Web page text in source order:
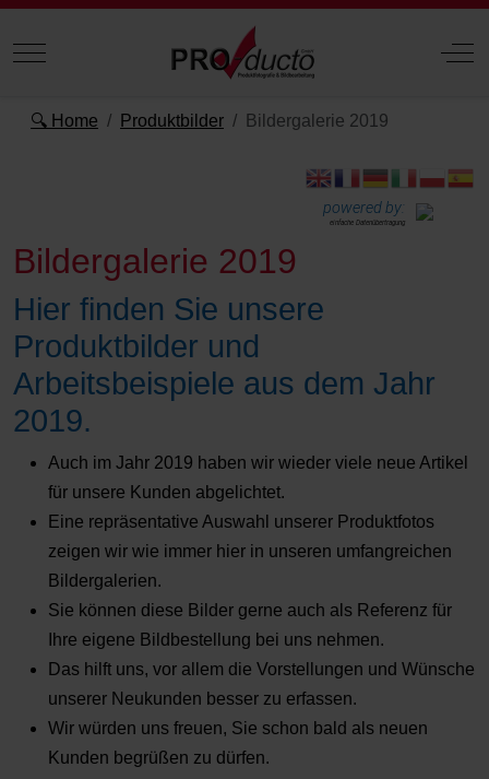
Mobile Menu Toggle Off-
🔍 Home Produktbilder Bildergalerie 2019
powered by:
einfache Datenübertragung
Bildergalerie 2019
Hier finden Sie unsere
Produktbilder und
Arbeitsbeispiele aus dem Jahr
2019.
Auch im Jahr 2019 haben wir wieder viele neue Artikel
für unsere Kunden abgelichtet.
Eine repräsentative Auswahl unserer Produktfotos
zeigen wir wie immer hier in unseren umfangreichen
Bildergalerien.
Sie können diese Bilder gerne auch als Referenz für
Ihre eigene Bildbestellung bei uns nehmen.
Das hilft uns, vor allem die Vorstellungen und Wünsche
unserer Neukunden besser zu erfassen.
Wir würden uns freuen, Sie schon bald als neuen
Kunden begrüßen zu dürfen.